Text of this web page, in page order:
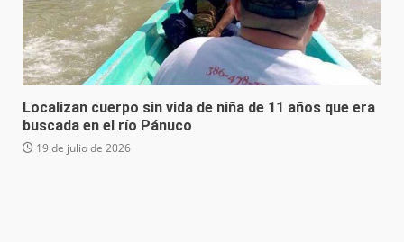
Localizan cuerpo sin vida de niña de 11 años que era
buscada en el río Pánuco
19 de julio de 2026